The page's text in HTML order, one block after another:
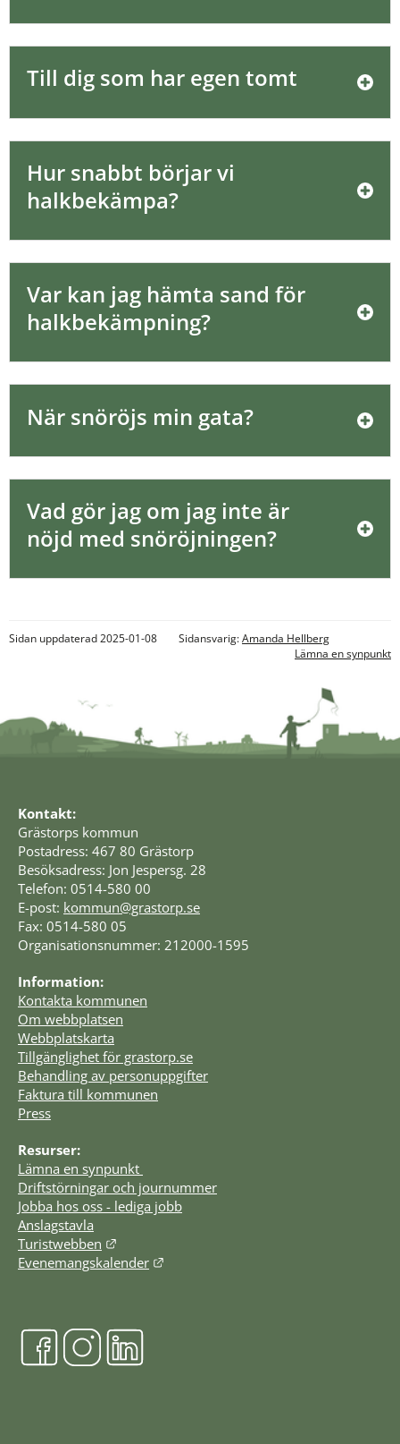
Till dig som har egen tomt
Hur snabbt börjar vi
halkbekämpa?
Var kan jag hämta sand för
halkbekämpning?
När snöröjs min gata?
Vad gör jag om jag inte är
nöjd med snöröjningen?
Sidan uppdaterad 2025-01-08 Sidansvarig:Amanda Hellberg
Lämna en synpunkt
Kontakt:
Grästorps kommun
Postadress: 467 80 Grästorp
Besöksadress: Jon Jespersg. 28
Telefon: 0514-580 00
E-post: kommun@grastorp.se
Fax: 0514-580 05
Organisationsnummer: 212000-1595
Information:
Kontakta kommunen
Om webbplatsen
Webbplatskarta
Tillgänglighet för grastorp.se
Behandling av personuppgifter
Faktura till kommunen
Press
Resurser:
Lämna en synpunkt
Driftstörningar och journummer
Jobba hos oss - lediga jobb
Anslagstavla
Turistwebben
Länk till annan webbplats.
Evenemangskalender
Länk till annan webbplats.